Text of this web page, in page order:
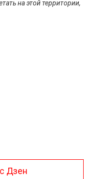
на этой территории,
Дзен